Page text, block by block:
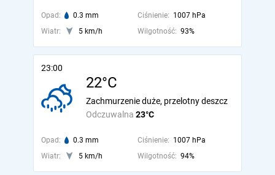
Opad: 0.3 mm Ciśnienie: 1007 hPa
Wiatr:
5 km/h Wilgotność: 93%
23:00
22°C
Odczuwalna 23°C
Zachmurzenie duże, przelotny deszcz
Opad: 0.3 mm Ciśnienie: 1007 hPa
Wiatr:
5 km/h Wilgotność: 94%